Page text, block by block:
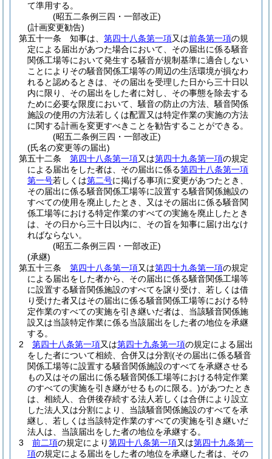
て準用する。
(昭五二条例三四・一部改正)
(計画変更勧告)
第五十一条
知事は、 第四十八条第一項又は前条第一項の規
定による届出があつた場合において、その届出に係る騒音
関係工場等において発生する騒音が規制基準に適合しない
ことによりその騒音関係工場等の周辺の生活環境が損なわ
れると認めるときは、その届出を受理した日から三十日以
内に限り、その届出をした者に対し、その事態を除去する
ために必要な限度において、騒音の防止の方法、騒音関係
施設の使用の方法若しくは配置又は特定作業の実施の方法
に関する計画を変更すべきことを勧告することができる。
(昭五二条例三四・一部改正)
(氏名の変更等の届出)
第五十二条
第四十八条第一項又は第四十九条第一項の規定
による届出をした者は、その届出に係る第四十八条第一項
第一号若しくは第二号に掲げる事項に変更があつたとき、
その届出に係る騒音関係工場等に設置する騒音関係施設の
すべての使用を廃止したとき、又はその届出に係る騒音関
係工場等における特定作業のすべての実施を廃止したとき
は、その日から三十日以内に、その旨を知事に届け出なけ
ればならない。
(昭五二条例三四・一部改正)
(承継)
第五十三条
第四十八条第一項又は第四十九条第一項の規定
による届出をした者から、その届出に係る騒音関係工場等
に設置する騒音関係施設のすべてを譲り受け、若しくは借
り受けた者又はその届出に係る騒音関係工場等における特
定作業のすべての実施を引き継いだ者は、当該騒音関係施
設又は当該特定作業に係る当該届出をした者の地位を承継
する。
2
第四十八条第一項又は第四十九条第一項の規定による届出
をした者について相続、合併又は分割(その届出に係る騒音
関係工場等に設置する騒音関係施設のすべてを承継させる
もの又はその届出に係る騒音関係工場等における特定作業
のすべての実施を引き継がせるものに限る。)があつたとき
は、相続人、合併後存続する法人若しくは合併により設立
した法人又は分割により、当該騒音関係施設のすべてを承
継し、若しくは当該特定作業のすべての実施を引き継いだ
法人は、当該届出をした者の地位を承継する。
3
前二項の規定により第四十八条第一項又は第四十九条第一
項の規定による届出をした者の地位を承継した者は、その